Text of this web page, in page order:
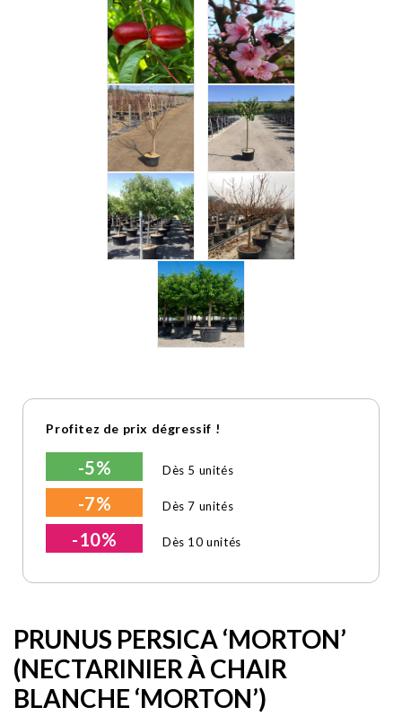
Profitez de prix dégressif !
-5% Dès 5 unités
-7% Dès 7 unités
-10% Dès 10 unités
PRUNUS PERSICA ‘MORTON’
(NECTARINIER À CHAIR
BLANCHE ‘MORTON’)